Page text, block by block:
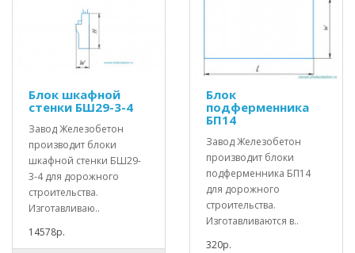
Блок шкафной
стенки БШ29-3-4
Завод Железобетон
производит блоки
шкафной стенки БШ29-
3-4 для дорожного
строительства.
Изготавливаю..
14578р.
Блок
подферменника
БП14
Завод Железобетон
производит блоки
подферменника БП14
для дорожного
строительства.
Изготавливаются в..
320р.